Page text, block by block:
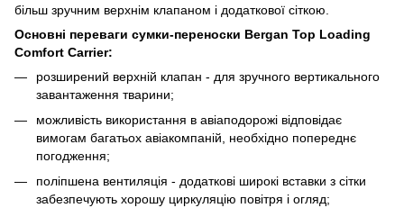
більш зручним верхнім клапаном і додаткової сіткою.
Основні переваги сумки-переноски Bergan Top Loading
Comfort Carrier:
розширений верхній клапан - для зручного вертикального
завантаження тварини;
можливість використання в авіаподорожі відповідає
вимогам багатьох авіакомпаній, необхідно попереднє
погодження;
поліпшена вентиляція - додаткові широкі вставки з сітки
забезпечують хорошу циркуляцію повітря і огляд;